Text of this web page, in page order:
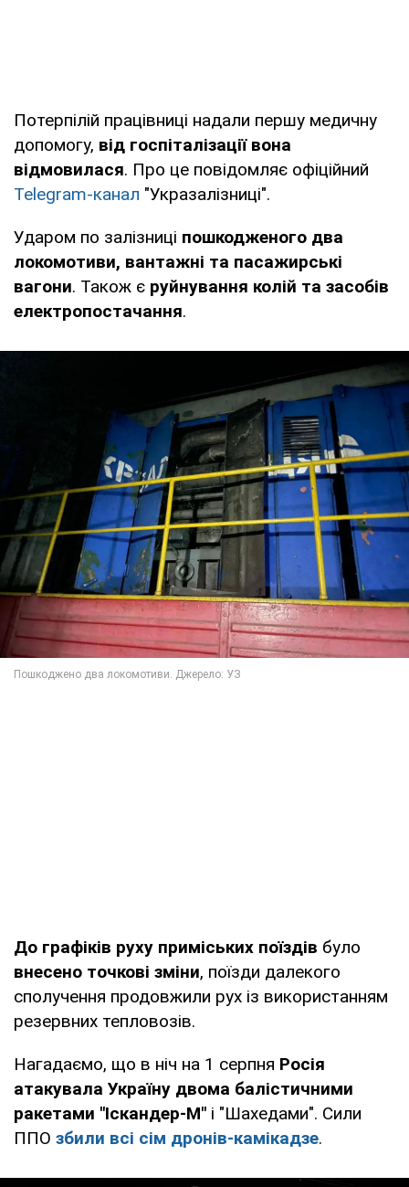
Потерпілій працівниці надали першу медичну
допомогу, від госпіталізації вона
відмовилася. Про це повідомляє офіційний
Telegram-канал "Укразалізниці".
Ударом по залізниці пошкодженого два
локомотиви, вантажні та пасажирські
вагони. Також є руйнування колій та засобів
електропостачання.
До графіків руху приміських поїздів було
внесено точкові зміни, поїзди далекого
сполучення продовжили рух із використанням
резервних тепловозів.
Нагадаємо, що в ніч на 1 серпня Росія
атакувала Україну двома балістичними
ракетами "Іскандер-М" і "Шахедами". Сили
ППО збили всі сім дронів-камікадзе.